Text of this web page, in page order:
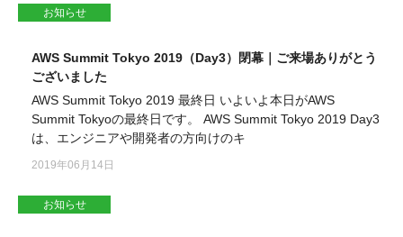
お知らせ
AWS Summit Tokyo 2019（Day3）閉幕｜ご来場ありがとう
ございました
AWS Summit Tokyo 2019 最終日 いよいよ本日がAWS
Summit Tokyoの最終日です。 AWS Summit Tokyo 2019 Day3
は、エンジニアや開発者の方向けのキ
2019年06月14日
お知らせ